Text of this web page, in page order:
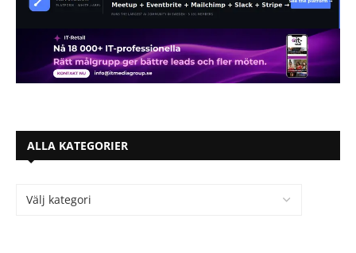
ALLA KATEGORIER